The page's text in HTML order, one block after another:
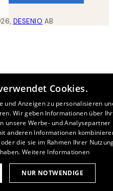
, DESENIO AB
Cookies.
und Anzeigen zu personalisieren
Wir geben Informationen über
unsere Werbe- und Analysepartner
anderen Informationen
die sie im Rahmen Ihrer
Weitere Informationen
NUR NOTWENDIGE